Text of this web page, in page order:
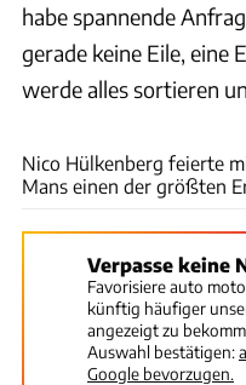
habe spannende
gerade keine Eile, eine
werde alles sortieren
Nico Hülkenberg feierte
Mans einen der größten
Verpasse keine
Favorisiere auto
künftig häufiger
angezeigt zu
Auswahl bestätigen:
Google bevorzugen.